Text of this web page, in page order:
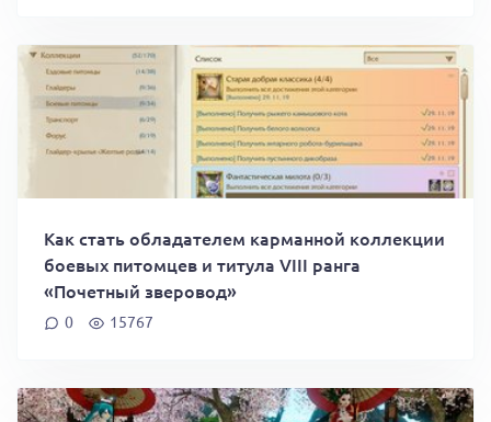
Как стать обладателем карманной коллекции
боевых питомцев и титула VIII ранга
«Почетный зверовод»
0 15767